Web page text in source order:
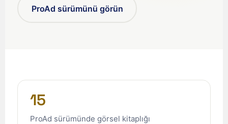
ProAd sürümünü görün
15
ProAd sürümünde görsel kitaplığı